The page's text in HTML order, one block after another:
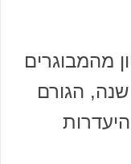
קרוב ל-80 מיליון מהמבוגרים
שנה, הגורם
של היעדרות